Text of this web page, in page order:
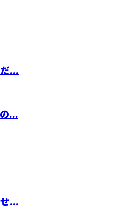
...
...
...